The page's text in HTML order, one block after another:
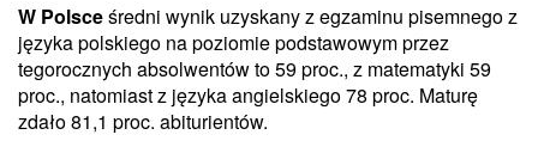
W Polsceśredni wynik uzyskany z egzaminu pisemnego z
języka polskiego na poziomie podstawowym przez
tegorocznych absolwentów to 59 proc., z matematyki 59
proc., natomiast z języka angielskiego 78 proc. Maturę
zdało 81,1 proc. abiturientów.